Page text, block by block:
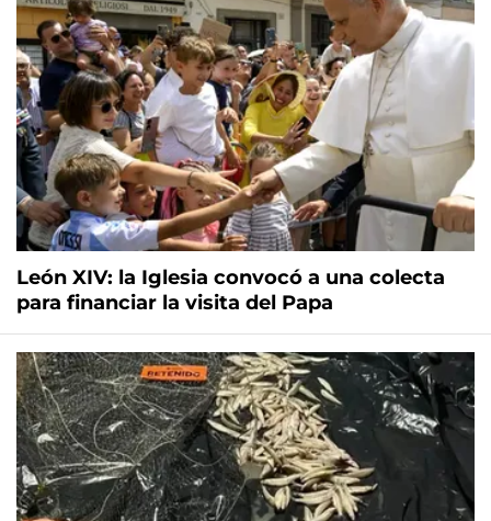
León XIV: la Iglesia convocó a una colecta
para financiar la visita del Papa